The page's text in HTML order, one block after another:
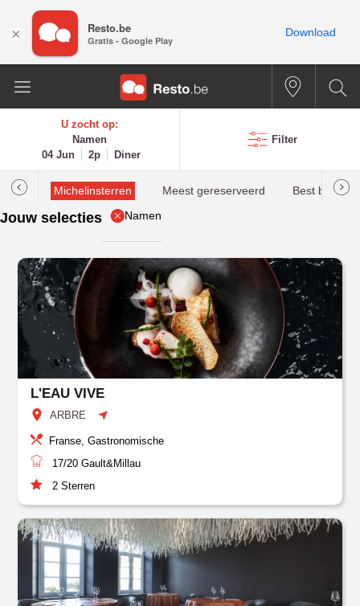
U zocht op:
Namen
04 Jun
2p Diner
Filter
Michelinsterren Meest gereserveerd Best
Jouw selecties Namen
L'EAU VIVE
ARBRE
Franse, Gastronomische
17/20 Gault&Millau
2 Sterren
× Resto.be
Gratis - Google Play
Download